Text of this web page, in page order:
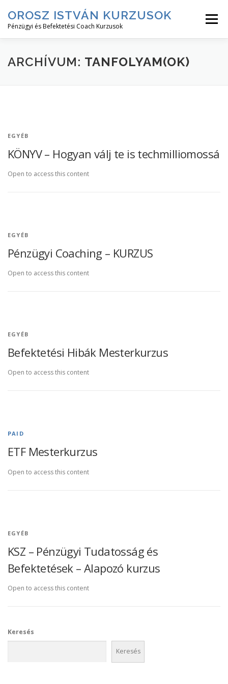
tartalomhoz
OROSZ ISTVÁN KURZUSOK
Pénzügyi és Befektetési Coach Kurzusok
Menü
RÓLAM↓ KURZUS LEÍRÁSOK↓ KURZUSOK
ARCHÍVUM: TANFOLYAM(OK)
EGYÉB
KÖNYV – Hogyan válj te is techmilliomossá
Open to access this content
EGYÉB
Pénzügyi Coaching – KURZUS
Open to access this content
EGYÉB
Befektetési Hibák Mesterkurzus
Open to access this content
PAID
ETF Mesterkurzus
Open to access this content
EGYÉB
KSZ – Pénzügyi Tudatosság és
Befektetések – Alapozó kurzus
Open to access this content
Keresés
Keresés